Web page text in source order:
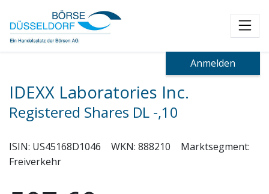
Anmelden
IDEXX Laboratories Inc.
Registered Shares DL -,10
ISIN: US45168D1046 WKN: 888210
Marktsegment:
Freiverkehr